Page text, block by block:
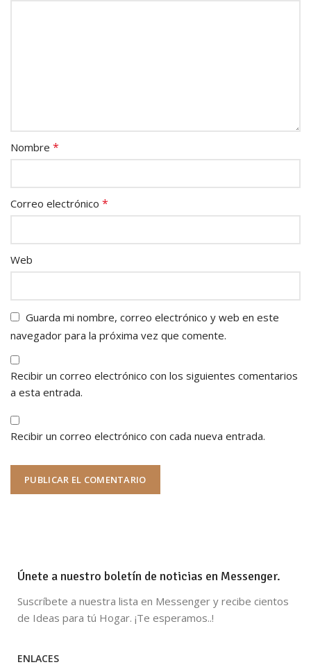
Nombre *
Correo electrónico *
Web
Guarda mi nombre, correo electrónico y web en este
navegador para la próxima vez que comente.
Recibir un correo electrónico con los siguientes comentarios
a esta entrada.
Recibir un correo electrónico con cada nueva entrada.
Únete a nuestro boletín de noticias en Messenger.
Suscríbete a nuestra lista en Messenger y recibe cientos
de Ideas para tú Hogar. ¡Te esperamos..!
ENLACES